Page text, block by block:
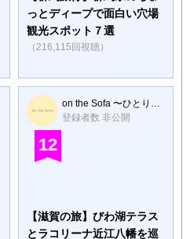
っとディープで面白い穴場
観光スポット７選
（216,115回視聴）
on the Sofa 〜ひとり旅Vlog〜
登録者数 非公開
12
【滋賀の旅】びわ湖テラス
とラコリーナ近江八幡を巡